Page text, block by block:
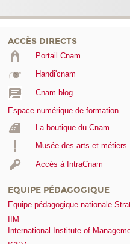
ACCÈS DIRECTS
Portail Cnam
Handi'cnam
Cnam blog
Espace numérique de formation
La boutique du Cnam
Musée des arts et métiers
Accès à IntraCnam
EQUIPE PÉDAGOGIQUE
Equipe pédagogique nationale
IIM
International Institute of